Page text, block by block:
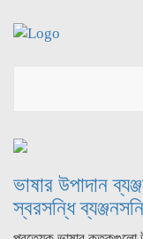
ভাষার উপাদান
স্বরসন্ধি